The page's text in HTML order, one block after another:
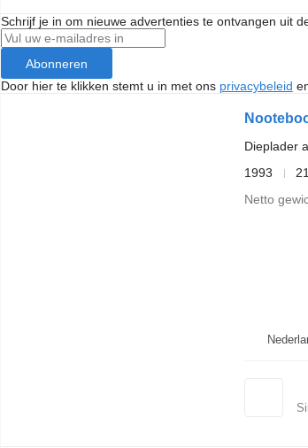
Schrijf je in om nieuwe advertenties te ontvangen uit
Abonneren
Door hier te klikken stemt u in met ons privacybeleid
Dieplader
1993
Netto